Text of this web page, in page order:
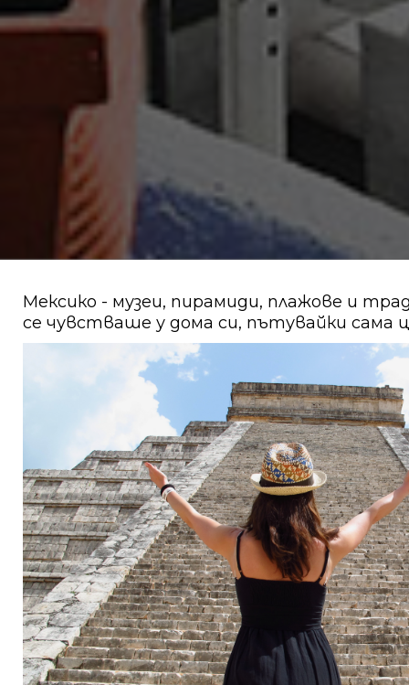
Мексико - музеи, пирамиди, плажове и
се чувстваше у дома си, пътувайки сама